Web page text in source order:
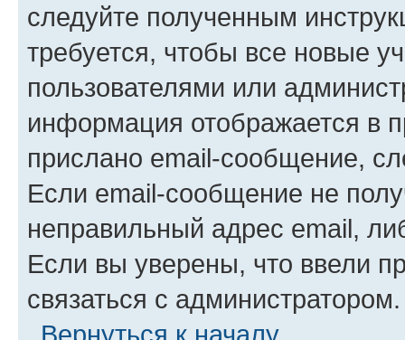
следуйте полученным
требуется, чтобы все новые
пользователями или
информация отображается в
прислано email-сообщение,
Если email-сообщение не
неправильный адрес email,
Если вы уверены, что ввели
связаться с администратором.
Вернуться к началу